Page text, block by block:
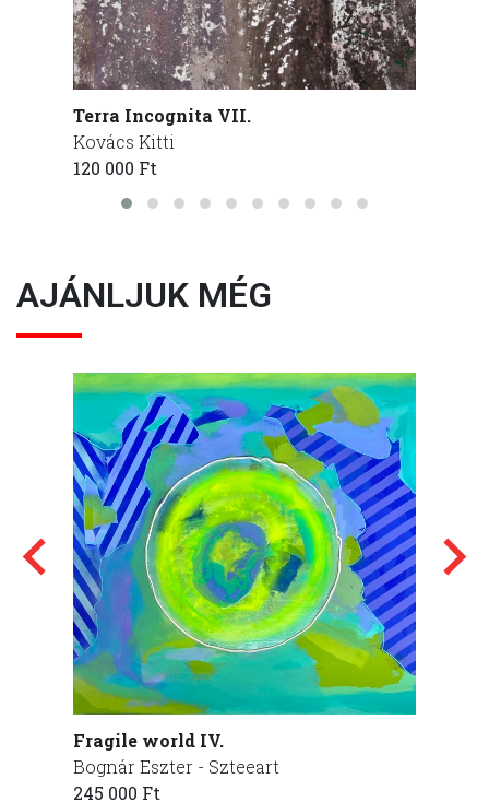
Terra Incognita VII.
Kovács Kitti
120 000 Ft
AJÁNLJUK MÉG
Fragile world IV.
Bognár Eszter - Szteeart
245 000 Ft